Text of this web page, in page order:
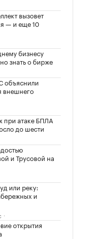
вызовет
— и еще 10
бизнесу
знать о бирже
объяснили
внешнего
при атаке БПЛА
до шести
и Трусовой на
или реку:
и
открытия